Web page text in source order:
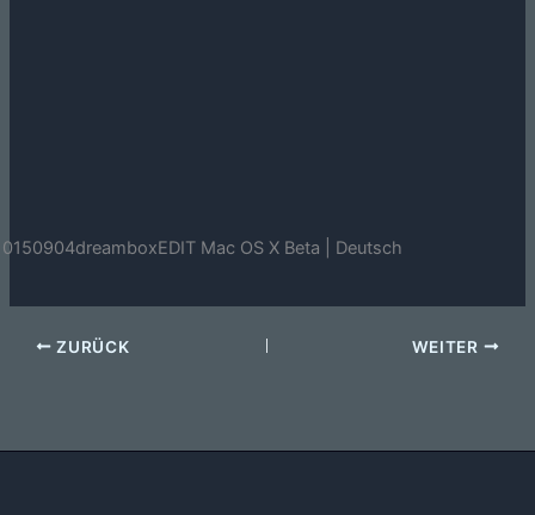
0150904dreamboxEDIT Mac OS X Beta | Deutsch
ZURÜCK WEITER